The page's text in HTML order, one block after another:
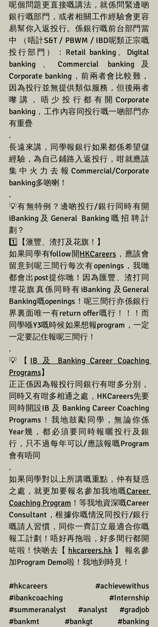
呢個問題更直接嘅講法，就係問緊邊啲
銀行嘅部門，或者相關工作經驗會更容
易幫你入返投行。係銀行嘅前台部門當
中 （唔計S&T / PBWM / IBD呢類正宗嘅
投行部門）：Retail banking、Digital
banking、Commercial banking及
Corporate banking，前兩者會比較難，
因為投行並無提供類似服務，但後兩者
嚟講，唔少投行都有開Corporate
banking，工作內容同投行嘅一啲部門亦
有重疊
.
長遠來講，同學報銀行如果都係希望儲
經驗，為自己鋪路入返投行，咁就應該
集中火力去報Commercial/Corporate
banking多啲喇！
.
💡有無特例？邊啲投行/銀行同時有開
iBanking及General Banking嘅招聘計
劃？
1️⃣【滙豐、渣打及花旗！】
如果同學有follow開HKCareers ，應該會
留意到呢三間行每次有openings，我哋
都會出post提你哋！因為匯豐、渣打同
埋花旗真係同時有iBanking 及General
Banking嘅openings！呢三間行亦係銀行
界裏面唯一有return offer嘅行！！！而
同學喺Y3嘅時候如果想報program，一定
一定要記住報呢三間行！
.
💡【 IB 及 Banking Career Coaching
Programs】
正正係因為報投行同銀行有咁多分別，
同時又有咁多相通之處，HKCareers先要
同時開設IB 及 Banking Career Coaching
Programs！我地鼓勵同學，無論你係
Year幾，都必須要同時報曬投行及銀
行，只不過每年可以/應該報嘅Program
會有唔同
.
如果同學對以上所講嘅重點，仲有疑惑
之處，就更加要報名參加我地嘅Career
Coaching Program ！等我地資深嘅Career
Consultant，根據你嘅情況同投行/銀行
嘅請人習慣，同你一齊訂立最適合你嘅
報工計劃！唔好再拖啦，好多間行都開
咗啦！快啲去【 hkcareers.hk 】 報名參
加Program Demo啦！我地到時見！
#hkcareers
#achievewithus
#ibankcoaching
#Internship
#summeranalyst
#analyst
#gradjob
#bankmt
#bankgt
#banking